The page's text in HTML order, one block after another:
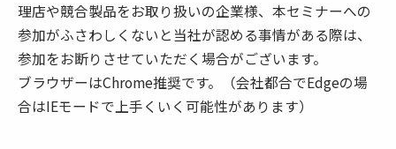
理店や競合製品をお取り扱いの企業様、本セミナーへの
参加がふさわしくないと当社が認める事情がある際は、
参加をお断りさせていただく場合がございます。
ブラウザーはChrome推奨です。（会社都合でEdgeの場
合はIEモードで上手くいく可能性があります）